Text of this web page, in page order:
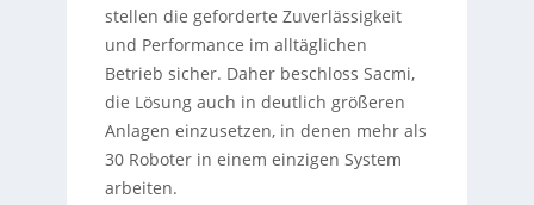
stellen die geforderte Zuverlässigkeit
und Performance im alltäglichen
Betrieb sicher. Daher beschloss Sacmi,
die Lösung auch in deutlich größeren
Anlagen einzusetzen, in denen mehr als
30 Roboter in einem einzigen System
arbeiten.